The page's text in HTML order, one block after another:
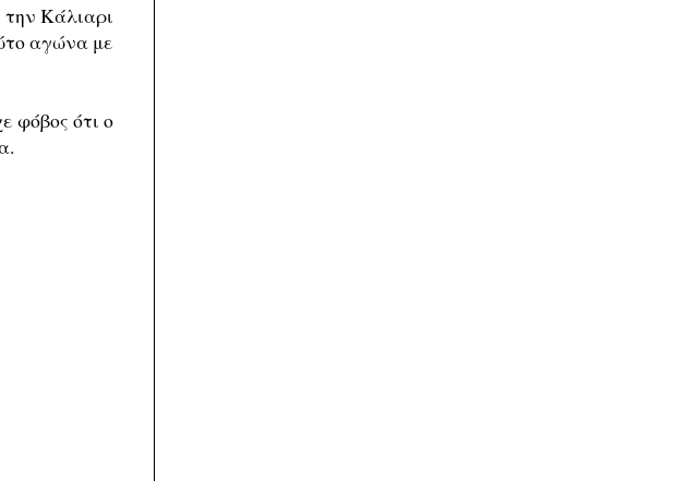
την Κάλιαρι
αγώνα με
φόβος ότι ο